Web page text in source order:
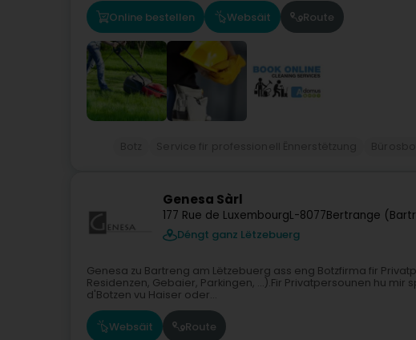
Online bestellen Websäit Route
Genesa Sàrl
177 Rue de LuxembourgL-8077Bertrange
Déngt ganz Lëtzebuerg
Genesa zu Bartreng am Lëtzebuerg ass eng Botzfirma fir
Residenzen, Gebaier, Parkingen, ...).Fir Privatpersounen hu
d'Botzen vu Haiser oder...
Websäit Route